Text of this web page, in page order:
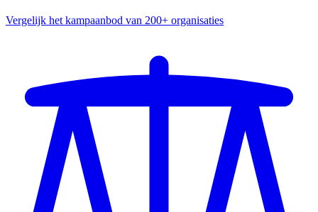
Vergelijk het kampaanbod van 200+ organisaties